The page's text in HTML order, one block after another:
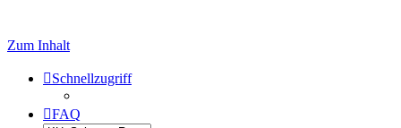
Zum Inhalt
Schnellzugriff
FAQ